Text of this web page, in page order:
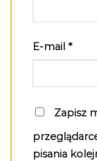
E-mail *
Zapisz
pisania